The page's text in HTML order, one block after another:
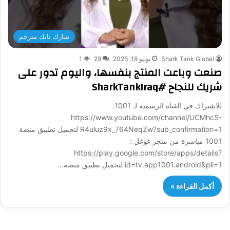
شارك تانك مترجم
Shark Tank Global يونيو 18, 2026 29
1
صنعت وباعت المنتج بنفسها، واليوم تدور على
شريك للنجاح #SharkTankIraq
للاشتراك في القناة الرسمية لـ 1001:
https://www.youtube.com/channel/UCMhcS-
R4uluz9x_764NeqZw?sub_confirmation=1 لتحميل تطبيق منصة
1001 مباشرة من متجر غوغل :
https://play.google.com/store/apps/details?
id=tv.app1001.android&pli=1 لتحميل تطبيق منصة…
أكمل القراءة »